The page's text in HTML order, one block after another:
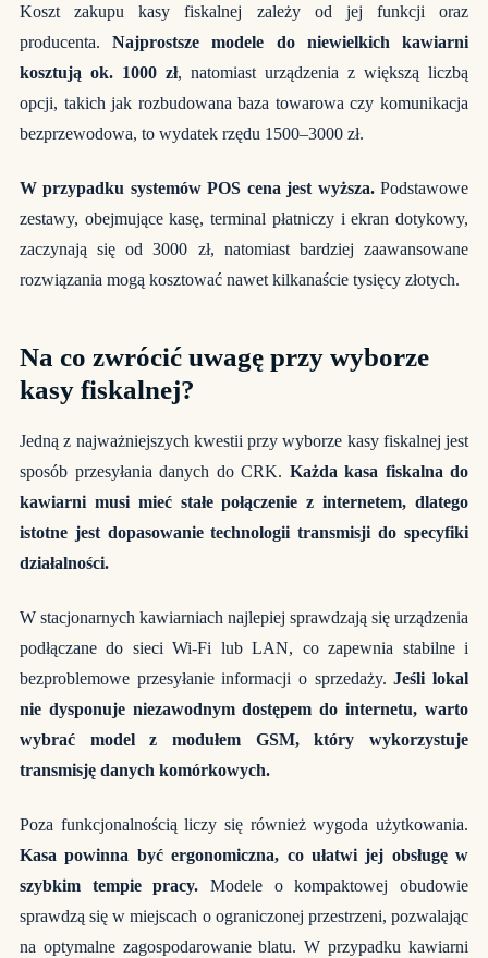
Koszt zakupu kasy fiskalnej zależy od jej funkcji oraz
producenta. Najprostsze modele do niewielkich kawiarni
kosztują ok. 1000 zł, natomiast urządzenia z większą liczbą
opcji, takich jak rozbudowana baza towarowa czy komunikacja
bezprzewodowa, to wydatek rzędu 1500–3000 zł.
W przypadku systemów POS cena jest wyższa.Podstawowe
zestawy, obejmujące kasę, terminal płatniczy i ekran dotykowy,
zaczynają się od 3000 zł, natomiast bardziej zaawansowane
rozwiązania mogą kosztować nawet kilkanaście tysięcy złotych.
Na co zwrócić uwagę przy wyborze
kasy fiskalnej?
Jedną z najważniejszych kwestii przy wyborze kasy fiskalnej jest
sposób przesyłania danych do CRK. Każda kasa fiskalna do
kawiarni musi mieć stałe połączenie z internetem, dlatego
istotne jest dopasowanie technologii transmisji do specyfiki
działalności.
W stacjonarnych kawiarniach najlepiej sprawdzają się urządzenia
podłączane do sieci Wi-Fi lub LAN, co zapewnia stabilne i
bezproblemowe przesyłanie informacji o sprzedaży.Jeśli lokal
nie dysponuje niezawodnym dostępem do internetu, warto
wybrać model z modułem GSM, który wykorzystuje
transmisję danych komórkowych.
Poza funkcjonalnością liczy się również wygoda użytkowania.
Kasa powinna być ergonomiczna, co ułatwi jej obsługę w
szybkim tempie pracy. Modele o kompaktowej obudowie
sprawdzą się w miejscach o ograniczonej przestrzeni, pozwalając
na optymalne zagospodarowanie blatu. W przypadku kawiarni